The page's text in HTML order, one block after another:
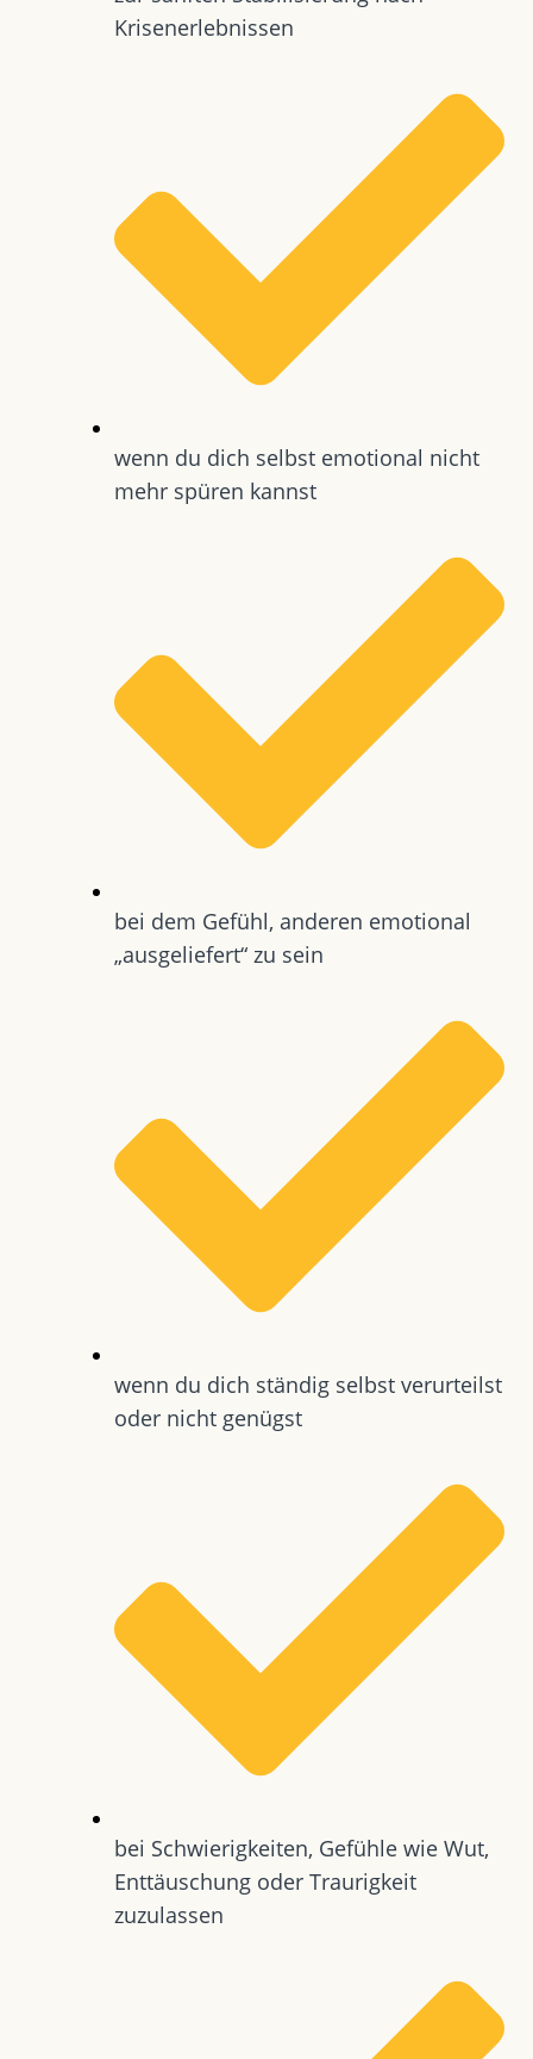
Krisenerlebnissen
wenn du dich selbst emotional nicht
mehr spüren kannst
bei dem Gefühl, anderen emotional
„ausgeliefert“ zu sein
wenn du dich ständig selbst verurteilst
oder nicht genügst
bei Schwierigkeiten, Gefühle wie Wut,
Enttäuschung oder Traurigkeit
zuzulassen